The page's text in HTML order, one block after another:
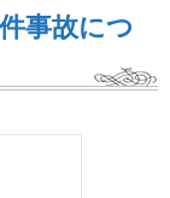
事故につ